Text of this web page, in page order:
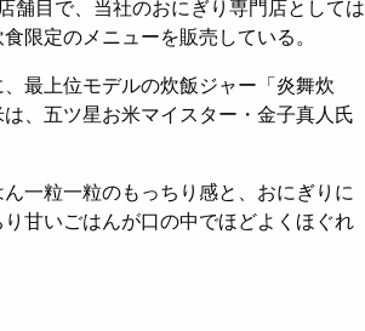
舗目で、当社のおにぎり専門店としては
限定のメニューを販売している。
最上位モデルの炊飯ジャー「炎舞炊
、五ツ星お米マイスター・金子真人氏
一粒一粒のもっちり感と、おにぎりに
甘いごはんが口の中でほどよくほぐれ